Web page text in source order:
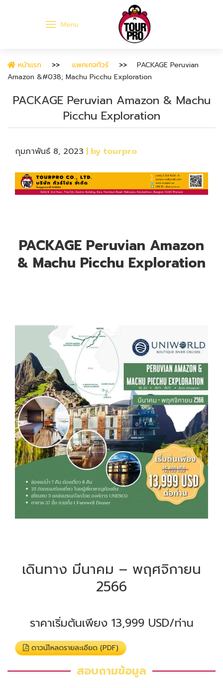
Menu
หน้าแรก แพคเกจทัวร์
PACKAGE Peruvian
Amazon &#038; Machu Picchu Exploration
PACKAGE Peruvian Amazon & Machu
Picchu Exploration
กุมภาพันธ์ 8, 2023 | by tourpro
PACKAGE Peruvian Amazon
& Machu Picchu Exploration
เดินทาง มีนาคม – พฤศจิกายน
2566
ราคาเริ่มต้นเพียง 13,999 USD/ท่าน
ดาวน์โหลดรายละเอียด (PDF)
สอบถามข้อมูล